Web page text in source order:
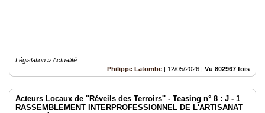
Législation » Actualité
Philippe Latombe | 12/05/2026 | Vu 802967 fois
Acteurs Locaux de ''Réveils des Terroirs'' - Teasing n° 8 : J - 1
RASSEMBLEMENT INTERPROFESSIONNEL DE L'ARTISANAT